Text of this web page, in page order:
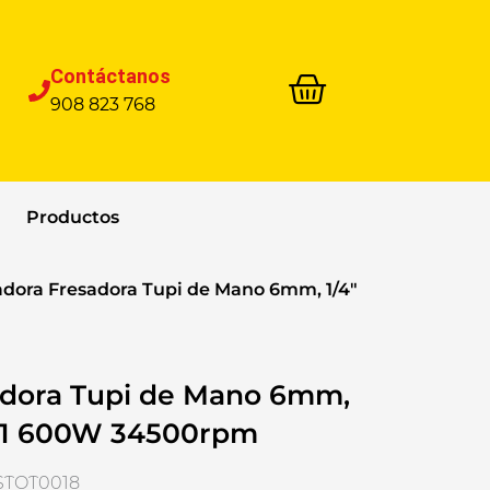
Contáctanos
908 823 768
Productos
Fresadora Tupi de Mano 6mm, 1/4″
Tupi de Mano 6mm,
600W 34500rpm